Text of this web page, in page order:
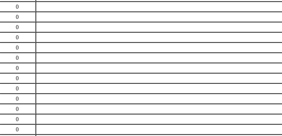
0
0
0
0
0
0
0
0
0
0
0
0
0